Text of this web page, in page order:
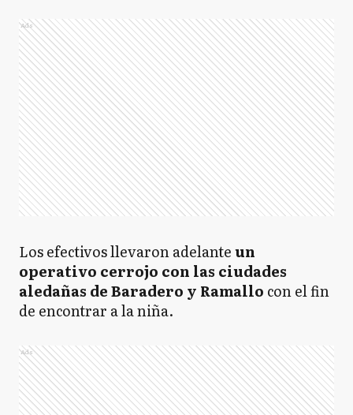
Ads
Los efectivos llevaron adelanteun
operativo cerrojo con las ciudades
aledañas de Baradero y Ramallo con el fin
de encontrar a la niña.
Ads